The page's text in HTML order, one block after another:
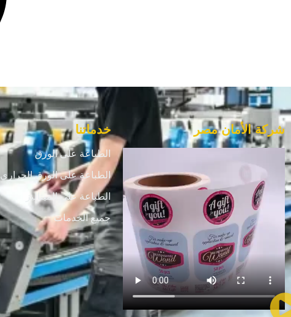
شركة الأمان مصر خدماتنا
الطباعة على الورق
الطباعة على الورق الحراري
الطباعة علي الميتاليز
جميع الخدمات